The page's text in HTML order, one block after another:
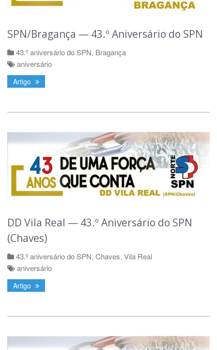
SPN/Bragança — 43.º Aniversário do SPN
43.º aniversário do SPN, Bragança
aniversário
Artigo
DD Vila Real — 43.º Aniversário do SPN
(Chaves)
43.º aniversário do SPN, Chaves, Vila Real
aniversário
Artigo